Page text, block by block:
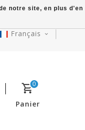
Français
0
Panier
notre site, en plus d'en